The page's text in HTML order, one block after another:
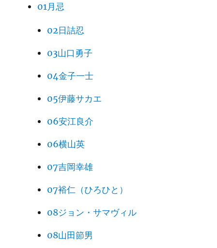
01月忌
02日詰忍
03山口勇子
04金子一士
05伊藤サカエ
06安江良介
06横山英
07吉岡幸雄
07裕仁（ひろひと）
08ジョン・サマヴィル
08山田節男